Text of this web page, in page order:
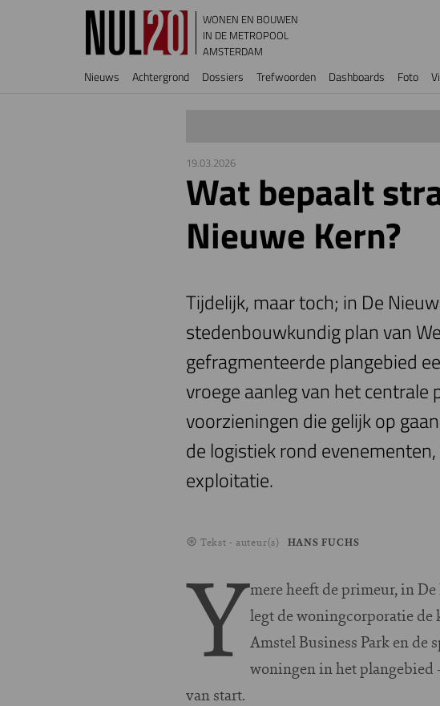
Overslaan en naar de inhoud gaan
WONEN EN BOUWEN
IN DE METROPOOL
AMSTERDAM
Hoofdnavigatie
Nieuws Achtergrond Dossiers Trefwoorden Dashboards Foto
19.03.2026
Wat bepaalt
Nieuwe Kern?
Tijdelijk, maar toch; in De
stedenbouwkundig plan van
gefragmenteerde plangebied
vroege aanleg van het centrale
voorzieningen die gelijk op
de logistiek rond
exploitatie.
Tekst - auteur(s) HANS FUCHS
Ymere heeft de primeur, in
legt de woningcorporatie
Amstel Business Park en de
woningen in het plangebied
van start.